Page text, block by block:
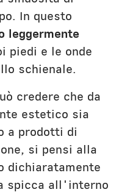
In questo
leggermente
piedi e le onde
schienale.
credere che da
estetico sia
a prodotti di
si pensi alla
dichiaratamente
spicca all'interno